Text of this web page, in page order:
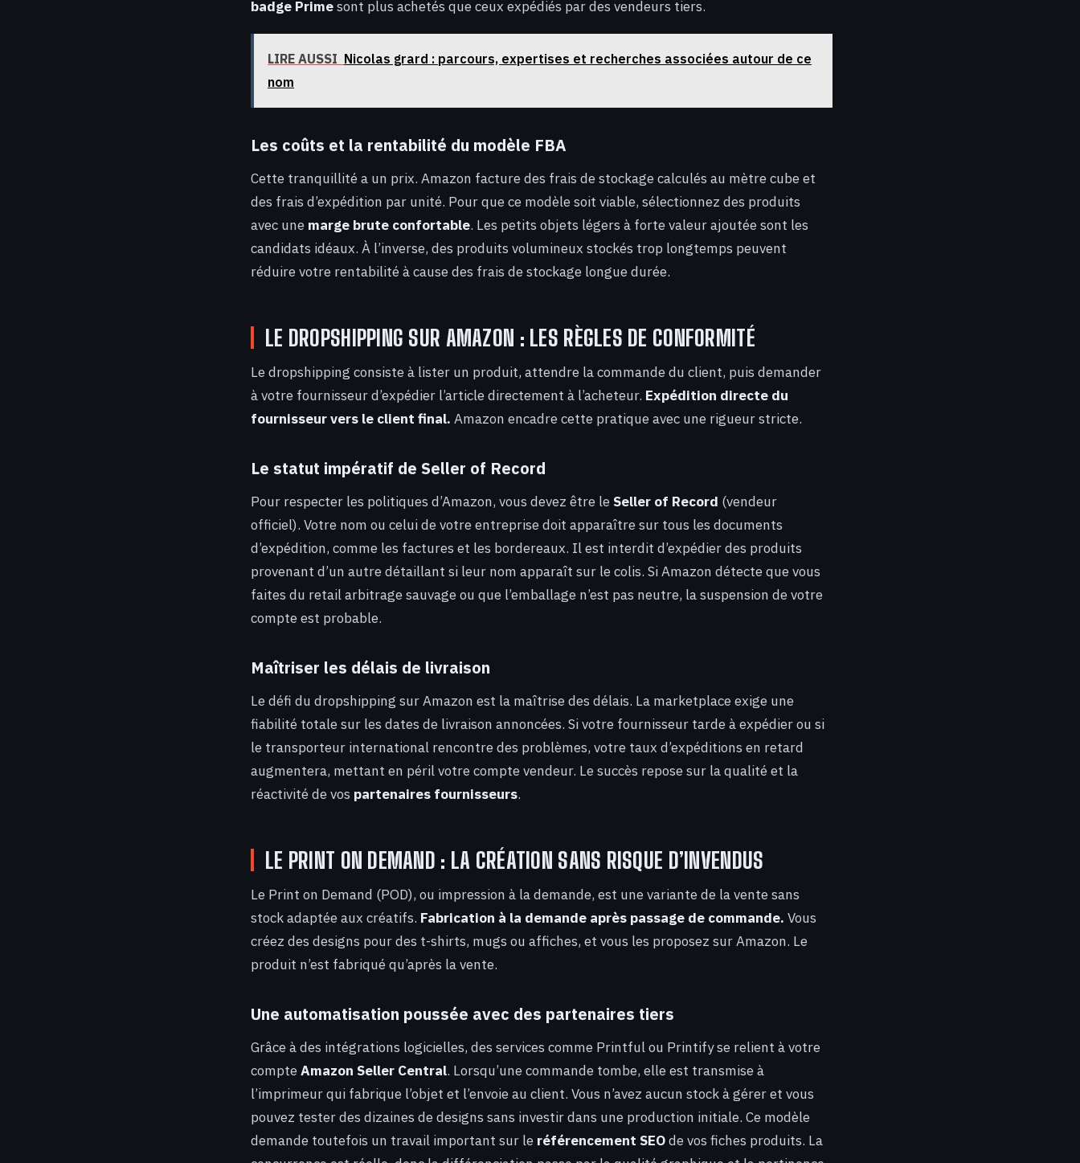
badge Primesont plus achetés que ceux expédiés par des vendeurs tiers.
LIRE AUSSI Nicolas grard : parcours, expertises et recherches associées autour de ce
nom
Les coûts et la rentabilité du modèle FBA
Cette tranquillité a un prix. Amazon facture des frais de stockage calculés au mètre cube et
des frais d’expédition par unité. Pour que ce modèle soit viable, sélectionnez des produits
avec une marge brute confortable. Les petits objets légers à forte valeur ajoutée sont les
candidats idéaux. À l’inverse, des produits volumineux stockés trop longtemps peuvent
réduire votre rentabilité à cause des frais de stockage longue durée.
LE DROPSHIPPING SUR AMAZON : LES RÈGLES DE CONFORMITÉ
Le dropshipping consiste à lister un produit, attendre la commande du client, puis demander
à votre fournisseur d’expédier l’article directement à l’acheteur. Expédition directe du
fournisseur vers le client final. Amazon encadre cette pratique avec une rigueur stricte.
Le statut impératif de Seller of Record
Pour respecter les politiques d’Amazon, vous devez être leSeller of Record (vendeur
officiel). Votre nom ou celui de votre entreprise doit apparaître sur tous les documents
d’expédition, comme les factures et les bordereaux. Il est interdit d’expédier des produits
provenant d’un autre détaillant si leur nom apparaît sur le colis. Si Amazon détecte que vous
faites du retail arbitrage sauvage ou que l’emballage n’est pas neutre, la suspension de votre
compte est probable.
Maîtriser les délais de livraison
Le défi du dropshipping sur Amazon est la maîtrise des délais. La marketplace exige une
fiabilité totale sur les dates de livraison annoncées. Si votre fournisseur tarde à expédier ou si
le transporteur international rencontre des problèmes, votre taux d’expéditions en retard
augmentera, mettant en péril votre compte vendeur. Le succès repose sur la qualité et la
réactivité de vos partenaires fournisseurs.
LE PRINT ON DEMAND : LA CRÉATION SANS RISQUE D’INVENDUS
Le Print on Demand (POD), ou impression à la demande, est une variante de la vente sans
stock adaptée aux créatifs. Fabrication à la demande après passage de commande. Vous
créez des designs pour des t-shirts, mugs ou affiches, et vous les proposez sur Amazon. Le
produit n’est fabriqué qu’après la vente.
Une automatisation poussée avec des partenaires tiers
Grâce à des intégrations logicielles, des services comme Printful ou Printify se relient à votre
compteAmazon Seller Central. Lorsqu’une commande tombe, elle est transmise à
l’imprimeur qui fabrique l’objet et l’envoie au client. Vous n’avez aucun stock à gérer et vous
pouvez tester des dizaines de designs sans investir dans une production initiale. Ce modèle
demande toutefois un travail important sur le référencement SEOde vos fiches produits. La